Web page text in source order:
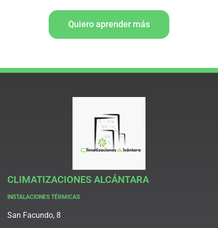
Quiero aprender más
CLIMATIZACIONES ALCÁNTARA
INSTALACIONES TÉRMICAS
San Facundo, 8